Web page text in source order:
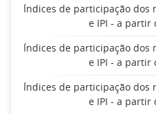
Índices de participação dos
e IPI - a partir
Índices de participação dos
e IPI - a partir
Índices de participação dos
e IPI - a partir